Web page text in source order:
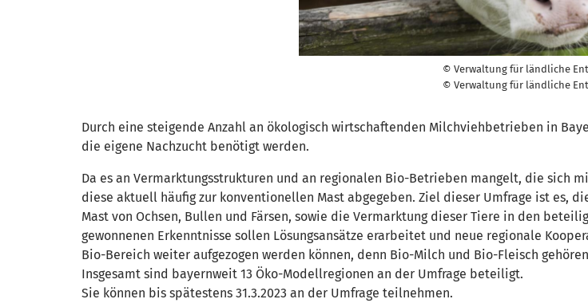
© Verwaltung für ländliche
© Verwaltung für ländliche
Durch eine steigende Anzahl an ökologisch wirtschaftenden Milchviehbetrieben in
die eigene Nachzucht benötigt werden.
Da es an Vermarktungsstrukturen und an regionalen Bio-Betrieben mangelt, die sich
diese aktuell häufig zur konventionellen Mast abgegeben. Ziel dieser Umfrage ist es,
Mast von Ochsen, Bullen und Färsen, sowie die Vermarktung dieser Tiere in den
gewonnenen Erkenntnisse sollen Lösungsansätze erarbeitet und neue regionale
Bio-Bereich weiter aufgezogen werden können, denn Bio-Milch und Bio-Fleisch
Insgesamt sind bayernweit 13 Öko-Modellregionen an der Umfrage beteiligt.
Sie können bis spätestens 31.3.2023 an der Umfrage teilnehmen.